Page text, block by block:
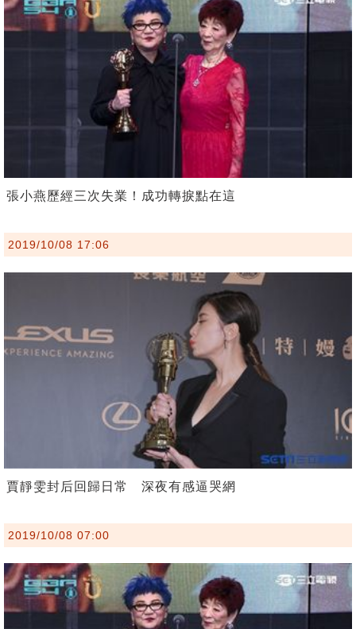
張小燕歷經三次失業！成功轉捩點在這
2019/10/08 17:06
賈靜雯封后回歸日常 深夜有感逼哭網
2019/10/08 07:00